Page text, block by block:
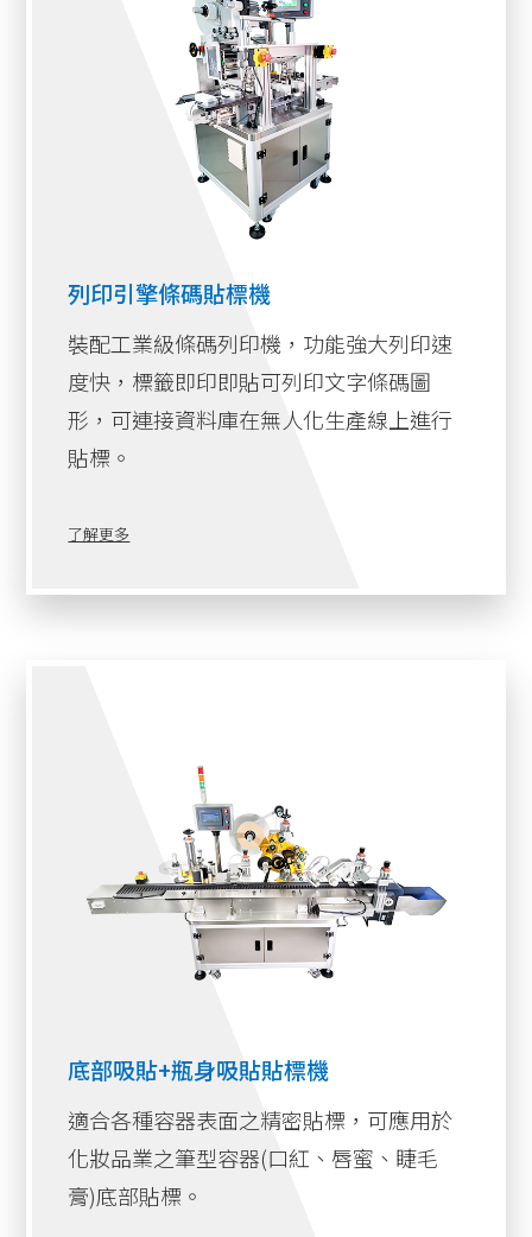
列印引擎條碼貼標機
裝配工業級條碼列印機，功能強大列印速
度快，標籤即印即貼可列印文字條碼圖
形，可連接資料庫在無人化生產線上進行
貼標。
了解更多
底部吸貼+瓶身吸貼貼標機
適合各種容器表面之精密貼標，可應用於
化妝品業之筆型容器(口紅、唇蜜、睫毛
膏)底部貼標。